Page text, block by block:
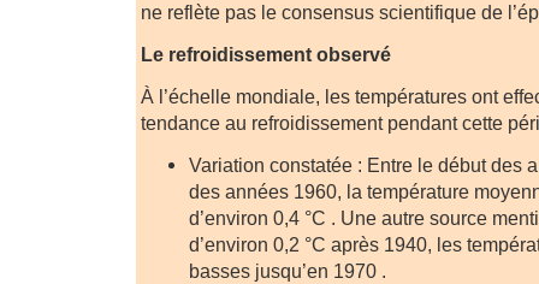
ne reflète pas le consensus scientifique de
Le refroidissement observé
À l’échelle mondiale, les températures ont
tendance au refroidissement pendant cette
Variation constatée : Entre le début des
des années 1960, la température
d’environ 0,4 °C . Une autre source
d’environ 0,2 °C après 1940, les
basses jusqu’en 1970 .